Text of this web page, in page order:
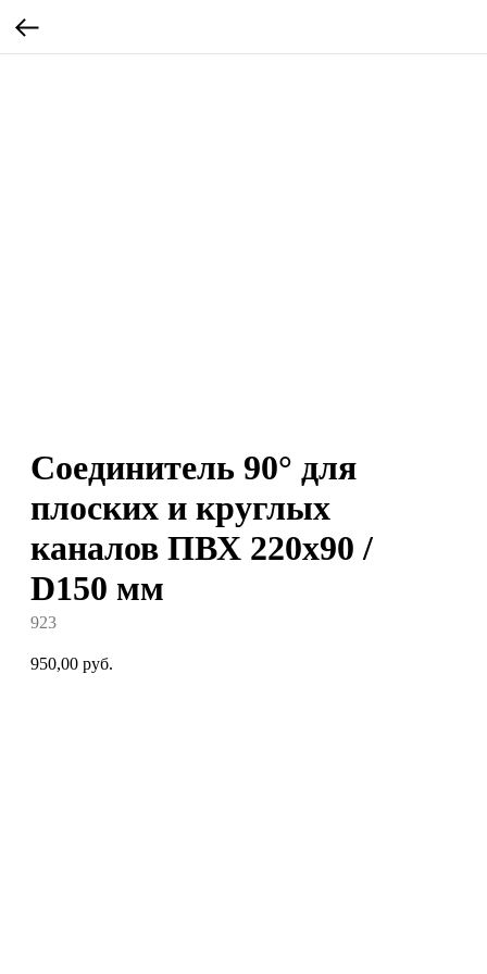
Соединитель 90° для
плоских и круглых
каналов ПВХ 220x90 /
D150 мм
923
950,00 руб.